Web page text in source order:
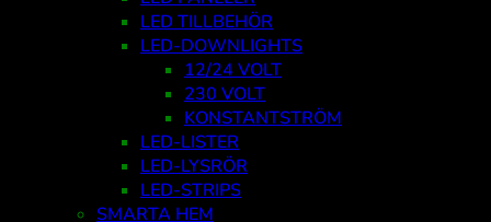
LED TILLBEHÖR
LED-DOWNLIGHTS
12/24 VOLT
230 VOLT
KONSTANTSTRÖM
LED-LISTER
LED-LYSRÖR
LED-STRIPS
SMARTA HEM